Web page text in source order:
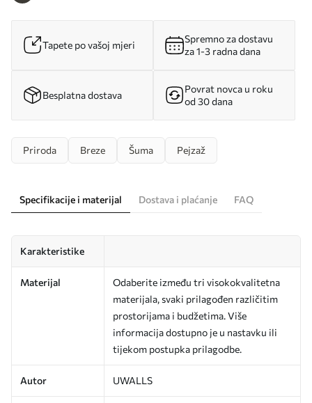
Tapete po vašoj mjeri
Spremno za dostavu
za 1-3 radna dana
Besplatna dostava
Povrat novca u roku
od 30 dana
Priroda Breze Šuma Pejzaž
Specifikacije i materijal Dostava i plaćanje FAQ
Karakteristike
Materijal
Odaberite između tri visokokvalitetna
materijala, svaki prilagođen različitim
prostorijama i budžetima. Više
informacija dostupno je u nastavku ili
tijekom postupka prilagodbe.
Autor UWALLS